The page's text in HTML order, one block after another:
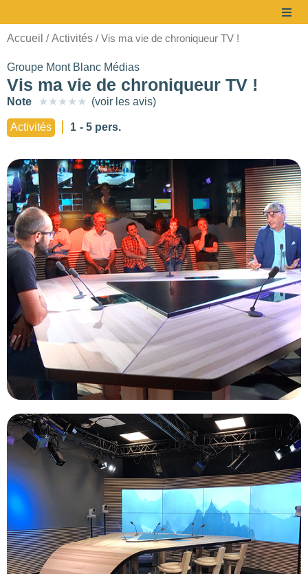
Accueil / Activités / Vis ma vie de chroniqueur TV !
Groupe Mont Blanc Médias
Vis ma vie de chroniqueur TV !
Note ★★★★★ (voir les avis)
Activités 1 - 5 pers.